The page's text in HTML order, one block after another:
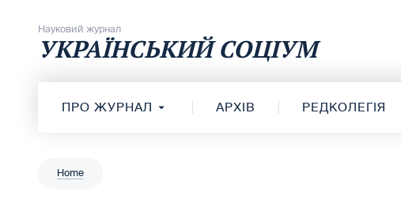
Науковий журнал
УКРАЇНСЬКИЙ СОЦІУМ
ПРО ЖУРНАЛ АРХІВ РЕДКОЛЕГІЯ
Home